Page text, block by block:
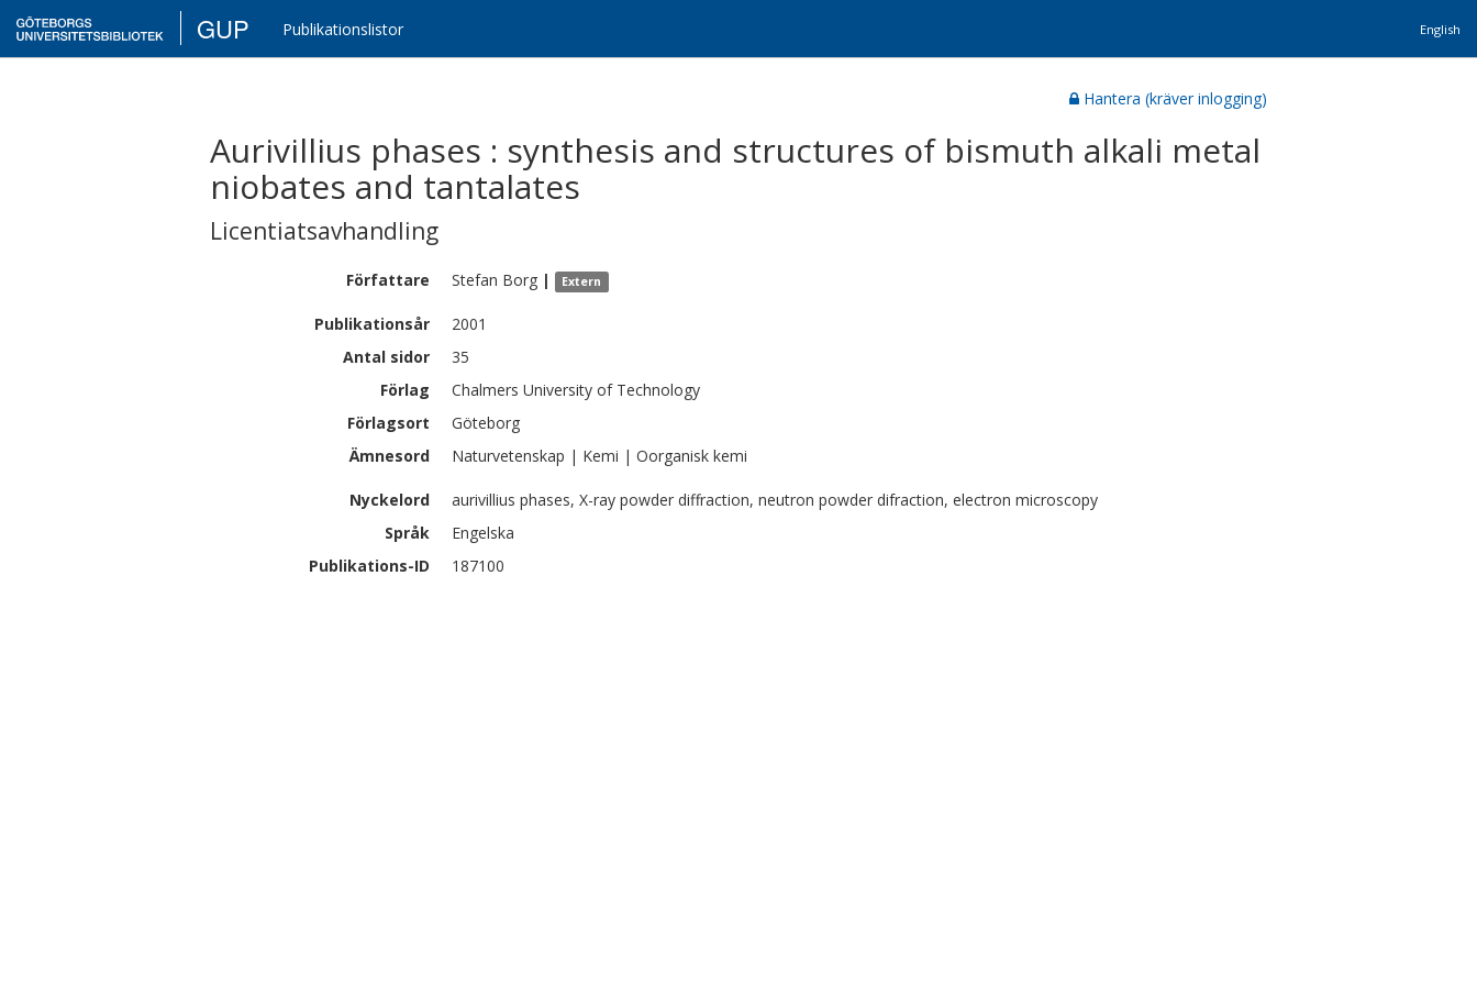
GUP Publikationslistor English
Hantera (kräver inlogging)
Aurivillius phases : synthesis and structures of bismuth alkali metal
niobates and tantalates
Licentiatsavhandling
Författare Stefan Borg | Extern
Publikationsår
2001
Antal sidor
35
Förlag
Chalmers University of Technology
Förlagsort
Göteborg
Ämnesord
Naturvetenskap | Kemi | Oorganisk kemi
Nyckelord
aurivillius phases, X-ray powder diffraction, neutron powder difraction, electron microscopy
Språk
Engelska
Publikations-ID
187100